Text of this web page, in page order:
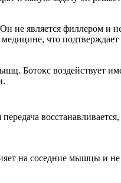
не является филлером
что подтверждает
Ботокс воздействует
на соседние мышцы и